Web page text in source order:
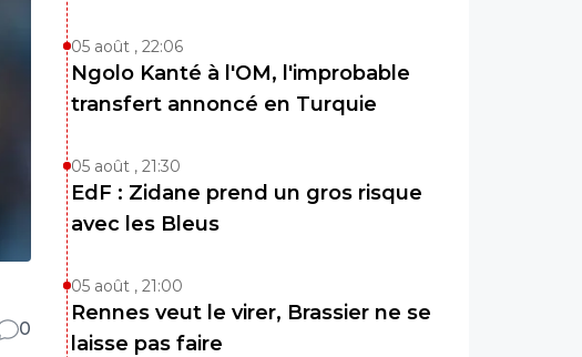
0
05 août , 22:06
Ngolo Kanté à l'OM, l'improbable
transfert annoncé en Turquie
05 août , 21:30
EdF : Zidane prend un gros risque
avec les Bleus
05 août , 21:00
Rennes veut le virer, Brassier ne se
laisse pas faire